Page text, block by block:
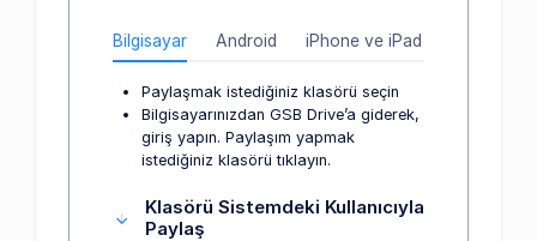
Bilgisayar Android iPhone ve iPad
Paylaşmak istediğiniz klasörü seçin
Bilgisayarınızdan GSB Drive’a giderek,
giriş yapın. Paylaşım yapmak
istediğiniz klasörü tıklayın.
Klasörü Sistemdeki Kullanıcıyla
Paylaş